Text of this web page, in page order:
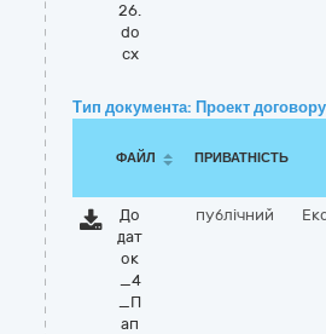
26.
do
cx
Тип документа: Проект договору
ФАЙЛ ПРИВАТНІСТЬ
До
дат
ок
_4
_П
ап
публічний